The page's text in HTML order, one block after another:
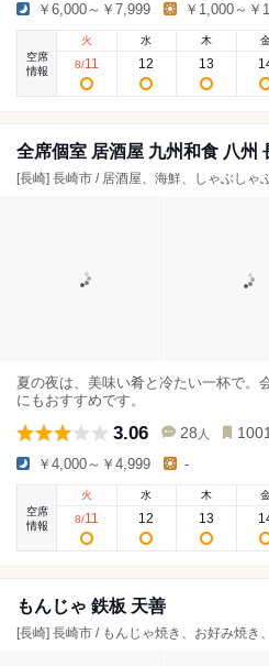
￥6,000～￥7,999 ￥1,000～￥
空席
情報
火
8/11
水
12
木
13
全席個室 居酒屋 九州和食 八州
[長崎] 長崎市 / 居酒屋、海鮮、しゃぶしゃ
夏の夜は、美味い肴と冷たい一杯で。
にもおすすめです。
3.06 28 人
￥4,000～￥4,999 -
空席
情報
火
8/11
水
12
木
13
もんじゃ 鉄板 天善
[長崎] 長崎市 / もんじゃ焼き、お好み焼き